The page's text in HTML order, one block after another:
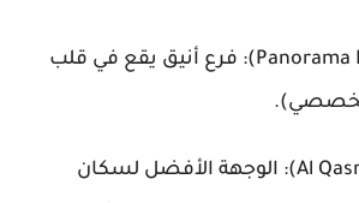
بانوراما مول (Panorama Mall): فرع أنيق يقع في قلب
القصر مول (Al Qasr Mall): الوجهة الأفضل لسكان